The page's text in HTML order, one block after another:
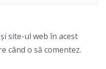
site-ul web în acest
când o să comentez.